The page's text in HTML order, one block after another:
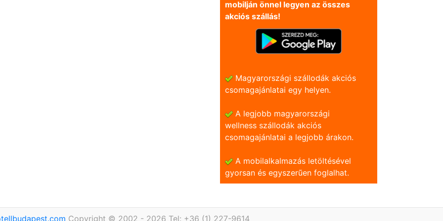
mobilján önnel legyen az összes
akciós szállás!
Magyarországi szállodák akciós
csomagajánlatai egy helyen.
A legjobb magyarországi
wellness szállodák akciós
csomagajánlatai a legjobb árakon.
A mobilalkalmazás letöltésével
gyorsan és egyszerũen foglalhat.
Copyright © 2002 - 2026 Tel: +36 (1) 227-9614